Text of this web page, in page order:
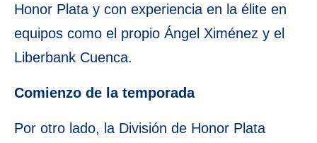
Honor Plata y con experiencia en la élite en
equipos como el propio Ángel Ximénez y el
Liberbank Cuenca.
Comienzo de la temporada
Por otro lado, la División de Honor Plata